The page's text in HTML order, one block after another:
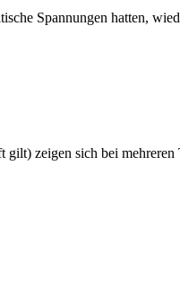
Spannungen hatten,
zeigen sich bei